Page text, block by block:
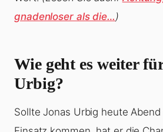
gnadenloser als die…)
Wie geht es weiter
Urbig?
Sollte Jonas Urbig heute